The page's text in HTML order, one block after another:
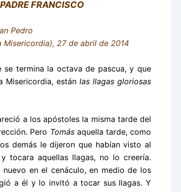
FRANCISCO
Pedro
Misericordia), 27 de abril de 2014
termina la octava de pascua, y que
Misericordia, están las llagas gloriosas
a los apóstoles la misma tarde del
Pero Tomásaquella tarde, como
demás le dijeron que habían visto al
tocara aquellas llagas, no lo creería.
en el cenáculo, en medio de los
a él y lo invitó a tocar sus llagas. Y